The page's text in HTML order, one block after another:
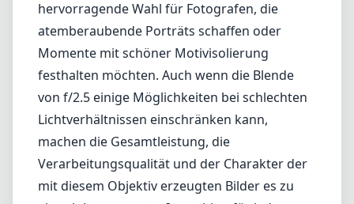
einer lohnenswerten Investition für jeden
ernsthaften Leica-Fotografen.
Technische Spezifikationen
75mm
min. Brennweite